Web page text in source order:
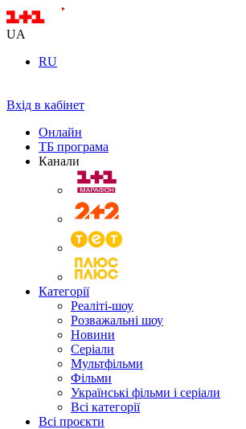
UA
RU
Вхід в кабінет
Онлайн
ТБ програма
Канали
Категорії
Реаліті-шоу
Розважальні шоу
Новини
Серіали
Мультфільми
Фільми
Українські фільми і серіали
Всі категорії
Всі проєкти